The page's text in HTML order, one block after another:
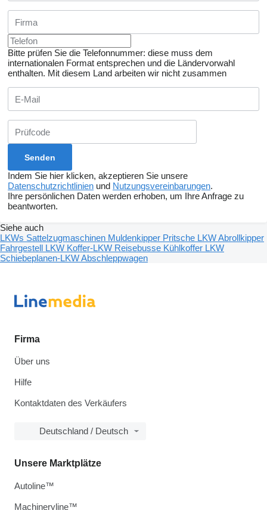
Bitte prüfen Sie die Telefonnummer: diese muss dem
internationalen Format entsprechen und die Ländervorwahl
enthalten. Mit diesem Land arbeiten wir nicht zusammen
Indem Sie hier klicken, akzeptieren Sie unsere
Datenschutzrichtlinien und Nutzungsvereinbarungen.
Ihre persönlichen Daten werden erhoben, um Ihre Anfrage zu
beantworten.
Siehe auch
LKWs Sattelzugmaschinen Muldenkipper Pritsche LKWAbrollkipper
Fahrgestell LKW Koffer-LKW Reisebusse Kühlkoffer LKW
Schiebeplanen-LKWAbschleppwagen
Firma
Über uns
Hilfe
Kontaktdaten des Verkäufers
Deutschland / Deutsch
Unsere Marktplätze
Autoline™
Machineryline™